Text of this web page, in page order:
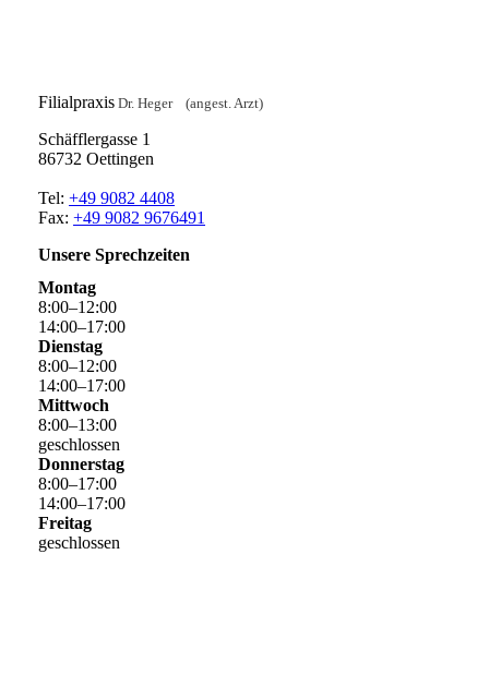
Filialpraxis Dr. Heger (angest. Arzt)
Schäfflergasse 1
86732 Oettingen
Tel: +49 9082 4408
Fax: +49 9082 9676491
Unsere Sprechzeiten
Montag
8:00–12:00
14:00–17:00
Dienstag
8:00–12:00
14:00–17:00
Mittwoch
8:00–13:00
geschlossen
Donnerstag
8:00–17:00
14:00–17:00
Freitag
geschlossen